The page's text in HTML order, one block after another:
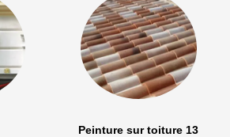
Peinture sur toiture 13